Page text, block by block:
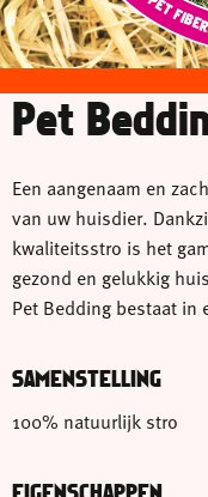
PET
Pet
Een aangenaam en
van uw huisdier.
kwaliteitsstro is het
gezond en gelukkig
Pet Bedding bestaat in
SAMENSTELLING
100% natuurlijk stro